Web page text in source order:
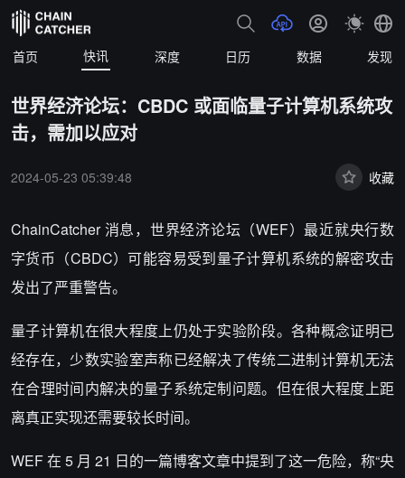
首页 快讯 深度 日历 数据 发现
世界经济论坛：CBDC 或面临量子计算机系统攻
击，需加以应对
2024-05-23 05:39:48 收藏
ChainCatcher 消息，世界经济论坛（WEF）最近就央行数
字货币（CBDC）可能容易受到量子计算机系统的解密攻击
发出了严重警告。
量子计算机在很大程度上仍处于实验阶段。各种概念证明已
经存在，少数实验室声称已经解决了传统二进制计算机无法
在合理时间内解决的量子系统定制问题。但在很大程度上距
离真正实现还需要较长时间。
WEF 在 5 月 21 日的一篇博客文章中提到了这一危险，称“央